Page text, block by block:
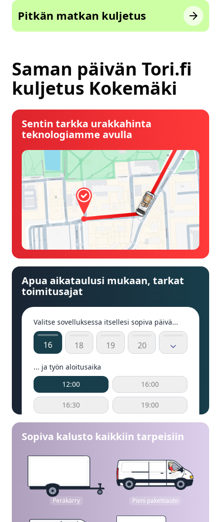
Pitkän matkan kuljetus
Saman päivän Tori.fi
kuljetus Kokemäki
Sentin tarkka urakkahinta
teknologiamme avulla
Apua aikataulusi mukaan, tarkat
toimitusajat
Valitse sovelluksessa itsellesi sopiva päivä...
16 18 19 20
... ja työn aloitusaika
12:00
16:00
16:30 19:00
Sopiva kalusto kaikkiin tarpeisiin
Peräkärry Pieni pakettiauto